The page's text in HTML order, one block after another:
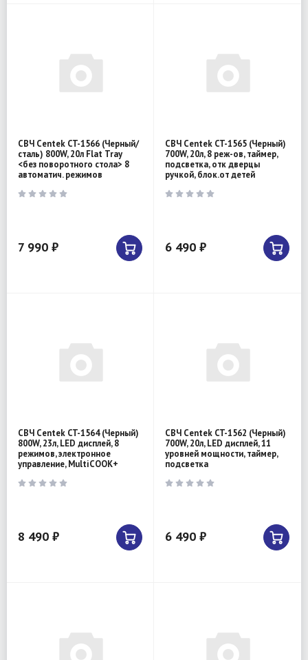
СВЧ Centek CT-1566 (Черный/
сталь) 800W, 20л Flat Tray
<без поворотного стола> 8
автоматич. режимов
7 990 ₽
СВЧ Centek CT-1565 (Черный)
700W, 20л, 8 реж-ов, таймер,
подсветка, отк дверцы
ручкой, блок.от детей
6 490 ₽
СВЧ Centek CT-1564 (Черный)
800W, 23л, LED дисплей, 8
режимов, электронное
управление, MultiCOOK+
8 490 ₽
СВЧ Centek CT-1562 (Черный)
700W, 20л, LED дисплей, 11
уровней мощности, таймер,
подсветка
6 490 ₽